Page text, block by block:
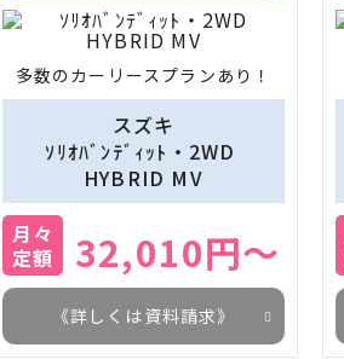
多数のカーリースプランあり！
スズキ
ｿﾘｵﾊﾞﾝﾃﾞｨｯﾄ・2WD
HYBRID MV
月々
定額
32,010円～
《詳しくは資料請求》